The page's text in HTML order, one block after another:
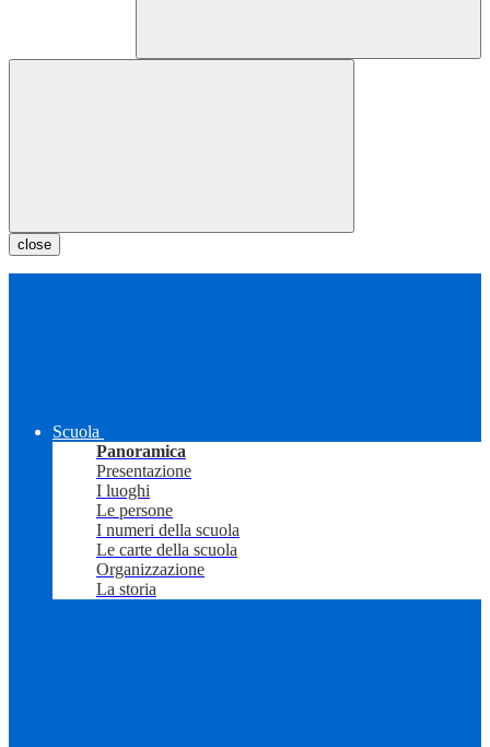
close
Scuola
Panoramica
Presentazione
I luoghi
Le persone
I numeri della scuola
Le carte della scuola
Organizzazione
La storia